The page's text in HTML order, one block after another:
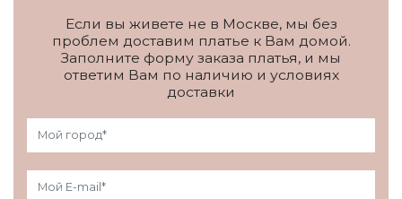
Если вы живете не в Москве, мы без
проблем доставим платье к Вам домой.
Заполните форму заказа платья, и мы
ответим Вам по наличию и условиях
доставки